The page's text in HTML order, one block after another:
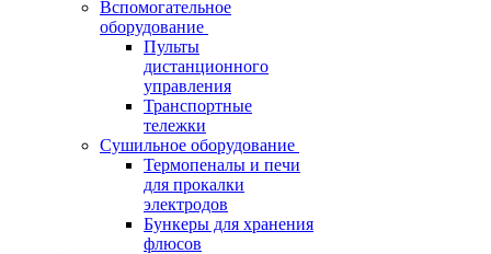
Вспомогательное
оборудование
Пульты
дистанционного
управления
Транспортные
тележки
Сушильное оборудование
Термопеналы и печи
для прокалки
электродов
Бункеры для хранения
флюсов